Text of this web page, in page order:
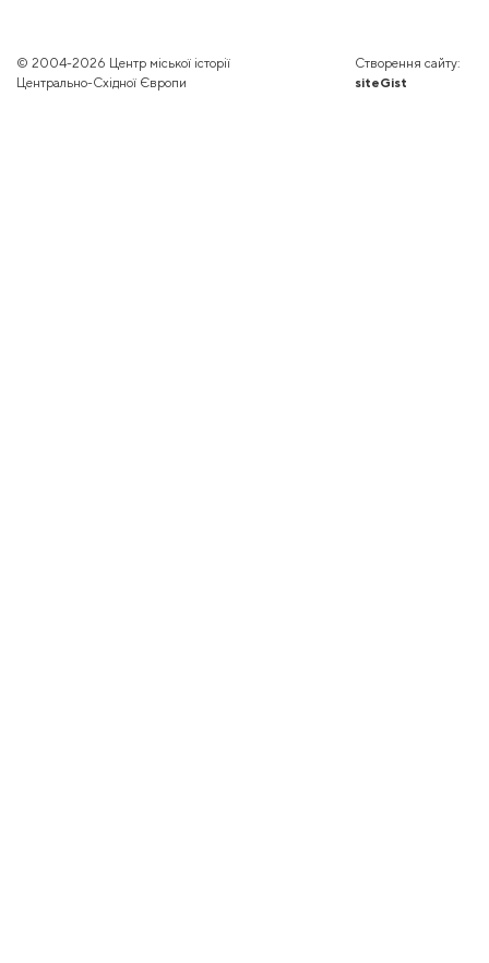
© 2004-2026 Центр міської історії
Центрально-Східної Європи
Створення сайту:
siteGist